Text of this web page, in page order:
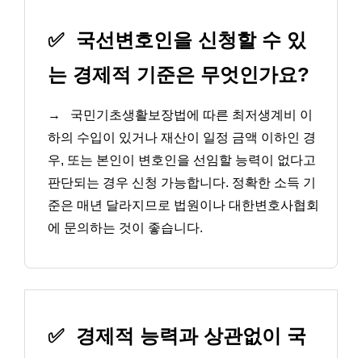
✅ 국선변호인을 신청할 수 있
는 경제적 기준은 무엇인가요?
→
국민기초생활보장법에 따른 최저생계비 이
하의 수입이 있거나 재산이 일정 금액 이하인 경
우, 또는 본인이 변호인을 선임할 능력이 없다고
판단되는 경우 신청 가능합니다. 정확한 소득 기
준은 매년 달라지므로 법원이나 대한변호사협회
에 문의하는 것이 좋습니다.
✅ 경제적 능력과 상관없이 국